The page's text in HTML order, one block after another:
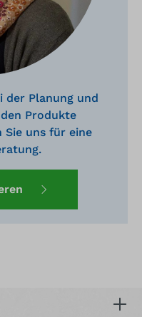
der Planung und
Produkte
uns für eine